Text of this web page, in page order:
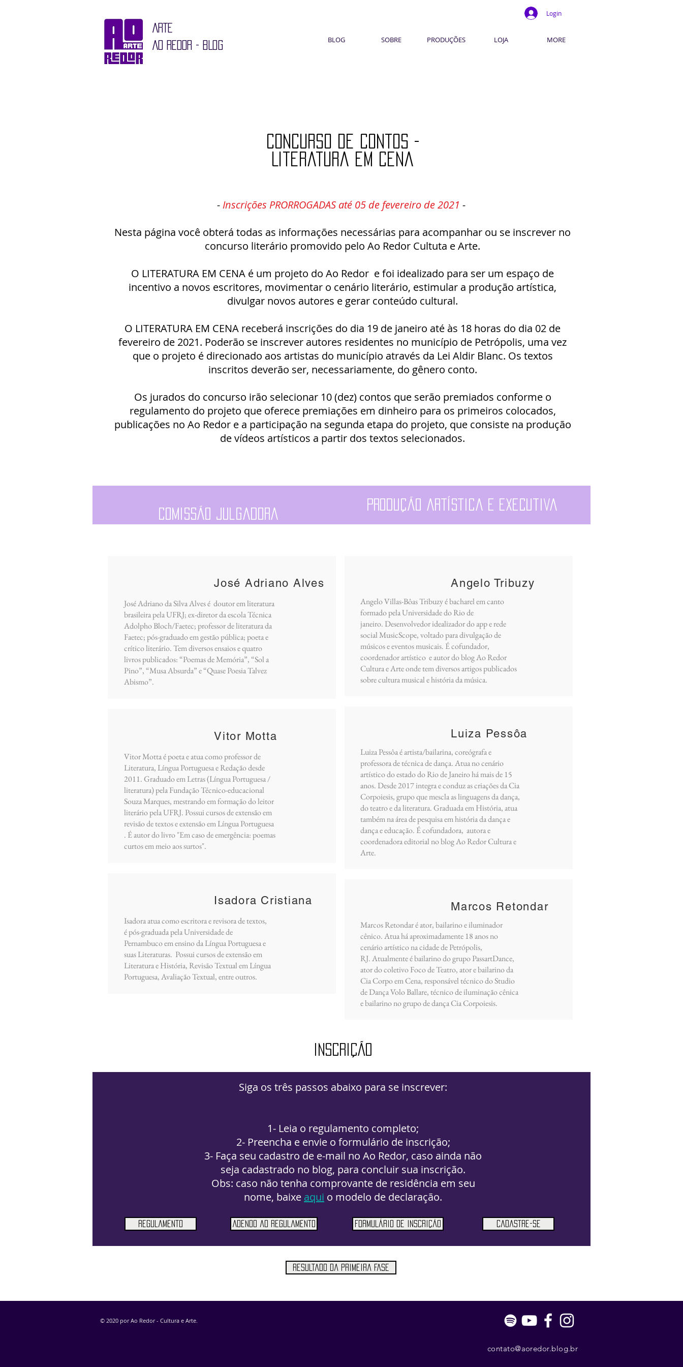
ARTE
AO REDOR - BLOG
Login
BLOG SOBRE PRODUÇÕES LOJA MORE
Concurso de contos -
Literatura em cena
- Inscrições PRORROGADAS até 05 de fevereiro de 2021 -
Nesta página você obterá todas as informações necessárias para acompanhar ou se inscrever no
concurso literário promovido pelo Ao Redor Cultuta e Arte.
O LITERATURA EM CENA é um projeto do Ao Redor e foi idealizado para ser um espaço de
incentivo a novos escritores, movimentar o cenário literário, estimular a produção artística,
divulgar novos autores e gerar conteúdo cultural.
O LITERATURA EM CENA receberá inscrições do dia 19 de janeiro até às 18 horas do dia 02 de
fevereiro de 2021. Poderão se inscrever autores residentes no município de Petrópolis, uma vez
que o projeto é direcionado aos artistas do município através da Lei Aldir Blanc. Os textos
inscritos deverão ser, necessariamente, do gênero conto.
Os jurados do concurso irão selecionar 10 (dez) contos que serão premiados conforme o
regulamento do projeto que oferece premiações em dinheiro para os primeiros colocados,
publicações no Ao Redor e a participação na segunda etapa do projeto, que consiste na produção
de vídeos artísticos a partir dos textos selecionados.
Produção artística e executiva
Comissão julgadora
José Adriano Alves
José Adriano da Silva Alves é doutor em literatura
brasileira pela UFRJ; ex-diretor da escola Técnica
Adolpho Bloch/Faetec; professor de literatura da
Faetec; pós-graduado em gestão pública; poeta e
crítico literário. Tem diversos ensaios e quatro
livros publicados: “Poemas de Memória”, “Sol a
Pino”, “Musa Absurda” e “Quase Poesia Talvez
Abismo”.
Vitor Motta
Vitor Motta é poeta e atua como professor de
Literatura, Língua Portuguesa e Redação desde
2011. Graduado em Letras (Língua Portuguesa /
literatura) pela Fundação Técnico-educacional
Souza Marques, mestrando em formação do leitor
literário pela UFRJ. Possui cursos de extensão em
revisão de textos e extensão em Língua Portuguesa
. É autor do livro "Em caso de emergência: poemas
curtos em meio aos surtos".
Isadora Cristiana
Isadora atua como escritora e revisora de textos,
é pós-graduada pela Universidade de
Pernambuco em ensino da Língua Portuguesa e
suas Literaturas. Possui cursos de extensão em
Literatura e História, Revisão Textual em Língua
Portuguesa, Avaliação Textual, entre outros.
Angelo Tribuzy
Angelo Villas-Bôas Tribuzy é bacharel em canto
formado pela Universidade do Rio de
janeiro. Desenvolvedor idealizador do app e rede
social MusicScope, voltado para divulgação de
músicos e eventos musicais. É cofundador,
coordenador artístico e autor do blog Ao Redor
Cultura e Arte onde tem diversos artigos publicados
sobre cultura musical e história da música.
Luiza Pessôa
Luiza Pessôa é artista/bailarina, coreógrafa e
professora de técnica de dança. Atua no cenário
artístico do estado do Rio de Janeiro há mais de 15
anos. Desde 2017 integra e conduz as criações da Cia
Corpoiesis, grupo que mescla as linguagens da dança,
do teatro e da literatura. Graduada em História, atua
também na área de pesquisa em história da dança e
dança e educação. É cofundadora, autora e
coordenadora editorial no blog Ao Redor Cultura e
Arte.
Marcos Retondar
Marcos Retondar é ator, bailarino e iluminador
cênico. Atua há aproximadamente 18 anos no
cenário artístico na cidade de Petrópolis,
RJ. Atualmente é bailarino do grupo PassartDance,
ator do coletivo Foco de Teatro, ator e bailarino da
Cia Corpo em Cena, responsável técnico do Studio
de Dança Volo Ballare, técnico de iluminação cênica
e bailarino no grupo de dança Cia Corpoiesis.
Inscrição
Siga os três passos abaixo para se inscrever:
1- Leia o regulamento completo;
2- Preencha e envie o formulário de inscrição;
3- Faça seu cadastro de e-mail no Ao Redor, caso ainda não
seja cadastrado no blog, para concluir sua inscrição.
Obs: caso não tenha comprovante de residência em seu
nome, baixe aqui o modelo de declaração.
Regulamento Adendo ao regulamento Formulário de inscrição Cadastre-se
Resultado da primeira fase
© 2020 por Ao Redor - Cultura e Arte.
contato@aoredor.blog.br